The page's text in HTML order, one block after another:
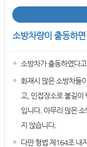
소방차량이 출동하
소방차가 출동하였다
화재시 많은 소방차들
고, 인접장소로 불길이
입니다. 아무리 많은
지 않습니다.
다만 형법 제164조 내